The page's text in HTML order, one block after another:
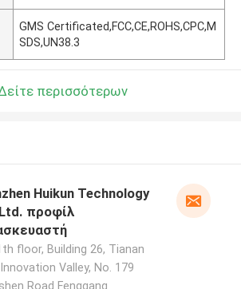
GMS Certificated,FCC,CE,ROHS,CPC,M
SDS,UN38.3
περισσότερων
Huikun Technology
προφίλ
floor, Building 26, Tianan
Valley, No. 179
Road Fenggang